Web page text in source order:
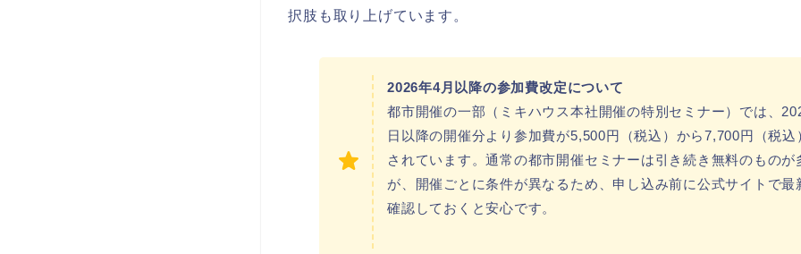
択肢も取り上げています。
2026年4月以降の参加費改定について
都市開催の一部（ミキハウス本社開催の特別セミナー）では、
日以降の開催分より参加費が5,500円（税込）から7,700円（税込
されています。通常の都市開催セミナーは引き続き無料のものが
が、開催ごとに条件が異なるため、申し込み前に公式サイトで最
確認しておくと安心です。